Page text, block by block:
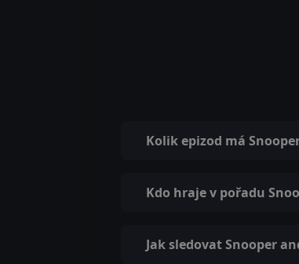
Kolik epizod má
Kdo hraje v pořadu
Jak sledovat Snooper